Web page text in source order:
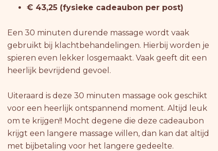
€ 43,25 (fysieke cadeaubon per post)
Een 30 minuten durende massage wordt vaak
gebruikt bij klachtbehandelingen. Hierbij worden je
spieren even lekker losgemaakt. Vaak geeft dit een
heerlijk bevrijdend gevoel.
Uiteraard is deze 30 minuten massage ook geschikt
voor een heerlijk ontspannend moment. Altijd leuk
om te krijgen!! Mocht degene die deze cadeaubon
krijgt een langere massage willen, dan kan dat altijd
met bijbetaling voor het langere gedeelte.